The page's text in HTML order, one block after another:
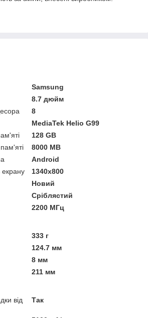
Samsung
8.7 дюйм
8
MediaTek Helio G99
128 GB
8000 MB
Android
екрану
1340x800
Новий
Сріблястий
2200 МГц
333 г
124.7 мм
8 мм
211 мм
від
Так